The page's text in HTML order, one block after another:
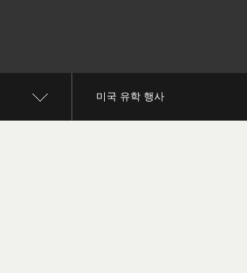
미국 유학 행사